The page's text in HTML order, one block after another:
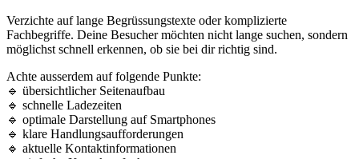
Verzichte auf lange Begrüssungstexte oder komplizierte
Fachbegriffe. Deine Besucher möchten nicht lange suchen, sondern
möglichst schnell erkennen, ob sie bei dir richtig sind.
Achte ausserdem auf folgende Punkte:
🔹 übersichtlicher Seitenaufbau
🔹 schnelle Ladezeiten
🔹 optimale Darstellung auf Smartphones
🔹 klare Handlungsaufforderungen
🔹 aktuelle Kontaktinformationen